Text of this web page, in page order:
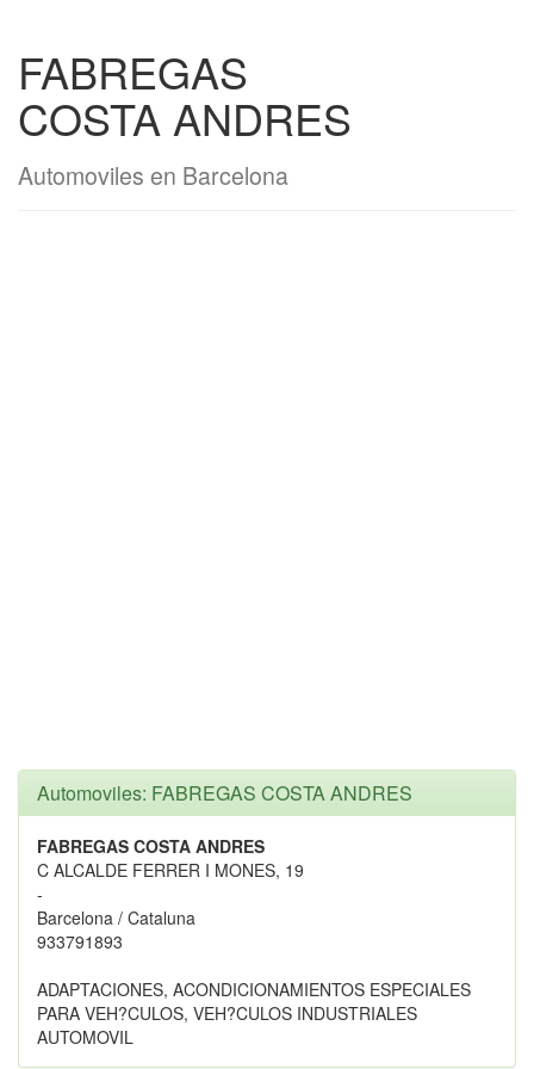
FABREGAS
COSTA ANDRES
Automoviles en Barcelona
Automoviles: FABREGAS COSTA ANDRES
FABREGAS COSTA ANDRES
C ALCALDE FERRER I MONES, 19
-
Barcelona / Cataluna
933791893
ADAPTACIONES, ACONDICIONAMIENTOS ESPECIALES
PARA VEH?CULOS, VEH?CULOS INDUSTRIALES
AUTOMOVIL